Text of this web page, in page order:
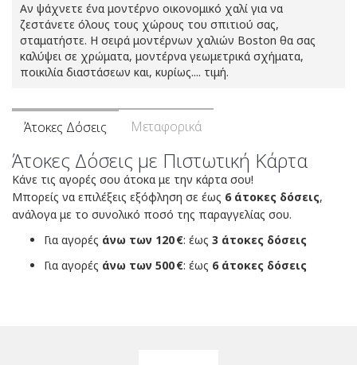
Αν ψάχνετε ένα μοντέρνο οικονομικό χαλί για να
ζεστάνετε όλους τους χώρους του σπιτιού σας,
σταματήστε. Η σειρά μοντέρνων χαλιών Boston θα σας
καλύψει σε χρώματα, μοντέρνα γεωμετρικά σχήματα,
ποικιλία διαστάσεων και, κυρίως.... τιμή.
Άτοκες Δόσεις Μεταφορικά
Άτοκες Δόσεις με Πιστωτική Κάρτα
Κάνε τις αγορές σου άτοκα με την κάρτα σου!
Μπορείς να επιλέξεις εξόφληση σε έως 6 άτοκες δόσεις,
ανάλογα με το συνολικό ποσό της παραγγελίας σου.
Για αγορές άνω των 120 €: έως 3 άτοκες δόσεις
Για αγορές άνω των 500 €: έως 6 άτοκες δόσεις